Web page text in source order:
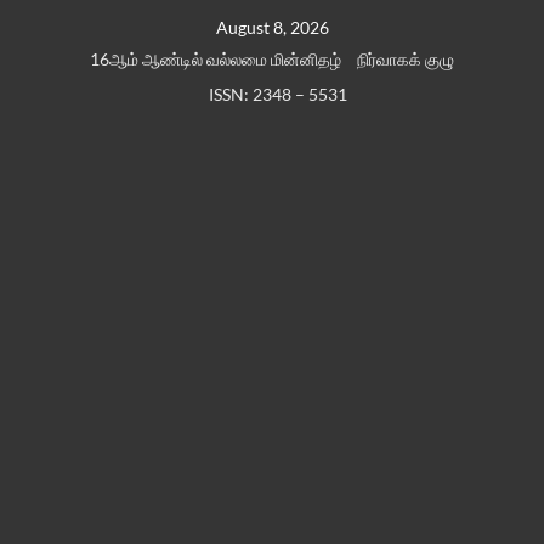
August 8, 2026
16ஆம் ஆண்டில் வல்லமை மின்னிதழ்
நிர்வாகக் குழு
ISSN: 2348 – 5531